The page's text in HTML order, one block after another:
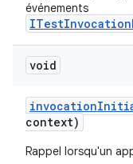
événements
void
invocation
context)
Rappel lorsqu'un